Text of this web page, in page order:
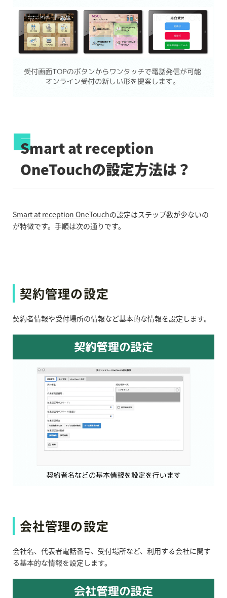
Smart at reception
OneTouchの設定方法は？
Smart at reception OneTouchの設定はステップ数が少ないの
が特徴です。手順は次の通りです。
契約管理の設定
契約者情報や受付場所の情報など基本的な情報を設定します。
会社管理の設定
会社名、代表者電話番号、受付場所など、利用する会社に関す
る基本的な情報を設定します。